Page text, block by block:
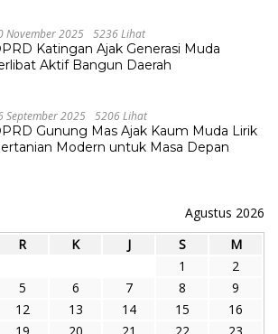
November 2025 5236 Lihat
Katingan Ajak Generasi Muda
Aktif Bangun Daerah
September 2025 5206 Lihat
Gunung Mas Ajak Kaum Muda Lirik
Modern untuk Masa Depan
Agustus 2026
R K J S
M
1
2
5 6 7 8
9
12 13 14 15
16